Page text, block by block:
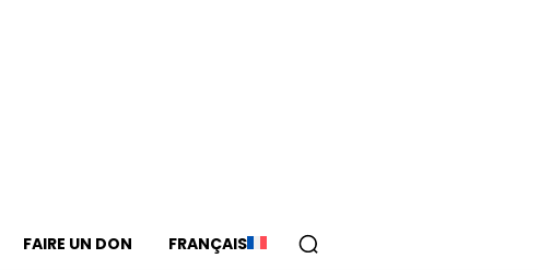
FAIRE UN DON FRANÇAIS